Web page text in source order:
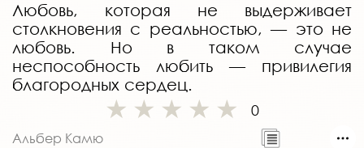
Любовь, которая не выдерживает
столкновения с реальностью, — это не
любовь. Но в таком случае
неспособность любить — привилегия
благородных сердец.
0
Альбер Камю